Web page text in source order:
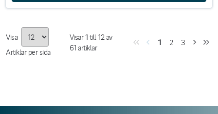
Visa
Artiklar per sida
Visar1 till12av
61 artiklar
1 2 3